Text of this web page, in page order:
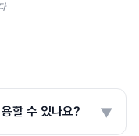
할 수 있나요? ▼